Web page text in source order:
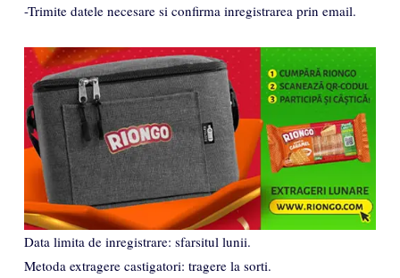
-Trimite datele necesare si confirma inregistrarea prin email.
Data limita de inregistrare: sfarsitul lunii.
Metoda extragere castigatori: tragere la sorti.